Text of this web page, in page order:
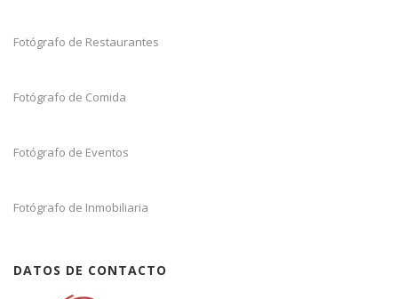
Fotógrafo de Restaurantes
Fotógrafo de Comida
Fotógrafo de Eventos
Fotógrafo de Inmobiliaria
DATOS DE CONTACTO